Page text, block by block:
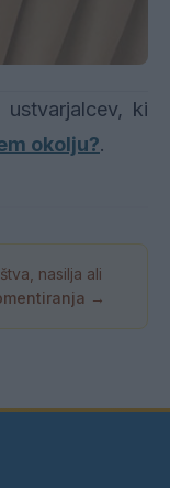
ki
okolju?.
nasilja ali
→